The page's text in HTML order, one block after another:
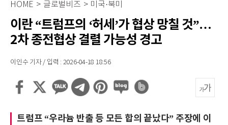
HOME > 글로벌비즈 > 미국·북미
이란 “트럼프의 ‘허세’가 협상 망칠 것”…
2차 종전협상 결렬 가능성 경고
이인수 기자 / 입력 : 2026-04-18 18:56
트럼프 “우라늄 반출 등 모든 합의 끝났다” 주장에 이